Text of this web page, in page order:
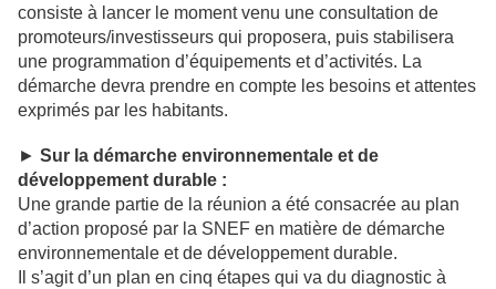
consiste à lancer le moment venu une consultation de
promoteurs/investisseurs qui proposera, puis stabilisera
une programmation d’équipements et d’activités. La
démarche devra prendre en compte les besoins et attentes
exprimés par les habitants.
► Sur la démarche environnementale et de
développement durable :
Une grande partie de la réunion a été consacrée au plan
d’action proposé par la SNEF en matière de démarche
environnementale et de développement durable.
Il s’agit d’un plan en cinq étapes qui va du diagnostic à